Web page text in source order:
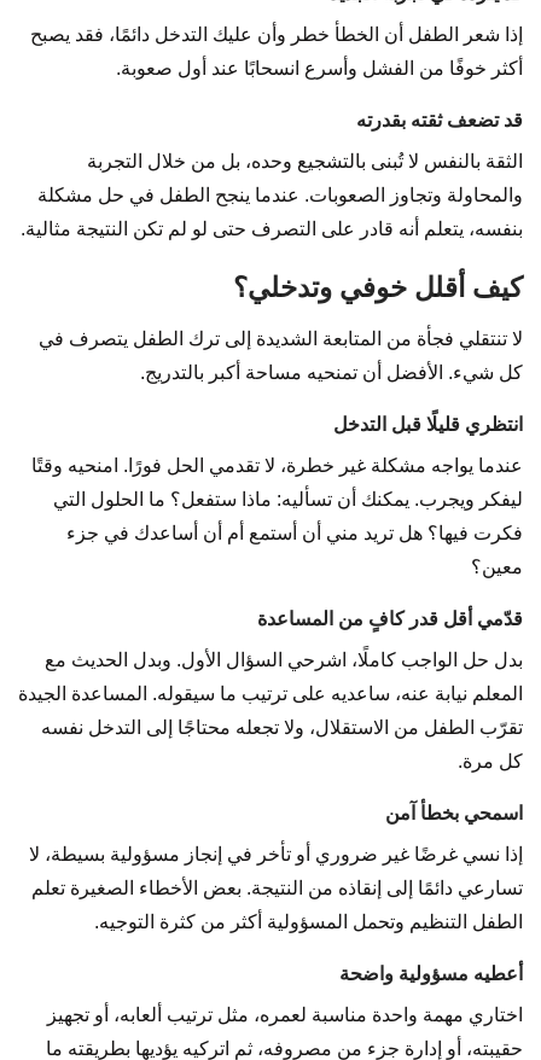
إذا شعر الطفل أن الخطأ خطر وأن عليك التدخل دائمًا، فقد يصبح
أكثر خوفًا من الفشل وأسرع انسحابًا عند أول صعوبة.
قد تضعف ثقته بقدرته
الثقة بالنفس لا تُبنى بالتشجيع وحده، بل من خلال التجربة
والمحاولة وتجاوز الصعوبات. عندما ينجح الطفل في حل مشكلة
بنفسه، يتعلم أنه قادر على التصرف حتى لو لم تكن النتيجة مثالية.
كيف أقلل خوفي وتدخلي؟
لا تنتقلي فجأة من المتابعة الشديدة إلى ترك الطفل يتصرف في
كل شيء. الأفضل أن تمنحيه مساحة أكبر بالتدريج.
انتظري قليلًا قبل التدخل
عندما يواجه مشكلة غير خطرة، لا تقدمي الحل فورًا. امنحيه وقتًا
ليفكر ويجرب. يمكنك أن تسأليه: ماذا ستفعل؟ ما الحلول التي
فكرت فيها؟ هل تريد مني أن أستمع أم أن أساعدك في جزء
معين؟
قدّمي أقل قدر كافٍ من المساعدة
بدل حل الواجب كاملًا، اشرحي السؤال الأول. وبدل الحديث مع
المعلم نيابة عنه، ساعديه على ترتيب ما سيقوله. المساعدة الجيدة
تقرّب الطفل من الاستقلال، ولا تجعله محتاجًا إلى التدخل نفسه
كل مرة.
اسمحي بخطأ آمن
إذا نسي غرضًا غير ضروري أو تأخر في إنجاز مسؤولية بسيطة، لا
تسارعي دائمًا إلى إنقاذه من النتيجة. بعض الأخطاء الصغيرة تعلم
الطفل التنظيم وتحمل المسؤولية أكثر من كثرة التوجيه.
أعطيه مسؤولية واضحة
اختاري مهمة واحدة مناسبة لعمره، مثل ترتيب ألعابه، أو تجهيز
حقيبته، أو إدارة جزء من مصروفه، ثم اتركيه يؤديها بطريقته ما